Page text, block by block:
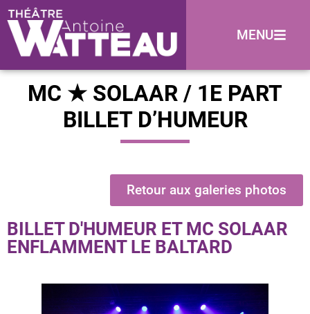
MENU
MC ★ SOLAAR / 1E PART
BILLET D’HUMEUR
Retour aux galeries photos
BILLET D'HUMEUR ET MC SOLAAR
ENFLAMMENT LE BALTARD